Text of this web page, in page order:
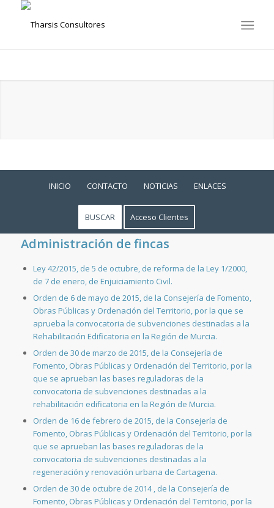
INICIO CONTACTO NOTICIAS ENLACES
BUSCAR Acceso Clientes
Administración de fincas
Ley 42/2015, de 5 de octubre, de reforma de la Ley 1/2000,
de 7 de enero, de Enjuiciamiento Civil.
Orden de 6 de mayo de 2015, de la Consejería de Fomento,
Obras Públicas y Ordenación del Territorio, por la que se
aprueba la convocatoria de subvenciones destinadas a la
Rehabilitación Edificatoria en la Región de Murcia.
Orden de 30 de marzo de 2015, de la Consejería de
Fomento, Obras Públicas y Ordenación del Territorio, por la
que se aprueban las bases reguladoras de la
convocatoria de subvenciones destinadas a la
rehabilitación edificatoria en la Región de Murcia.
Orden de 16 de febrero de 2015, de la Consejería de
Fomento, Obras Públicas y Ordenación del Territorio, por la
que se aprueban las bases reguladoras de la
convocatoria de subvenciones destinadas a la
regeneración y renovación urbana de Cartagena.
Orden de 30 de octubre de 2014 , de la Consejería de
Fomento, Obras Públicas y Ordenación del Territorio, por la